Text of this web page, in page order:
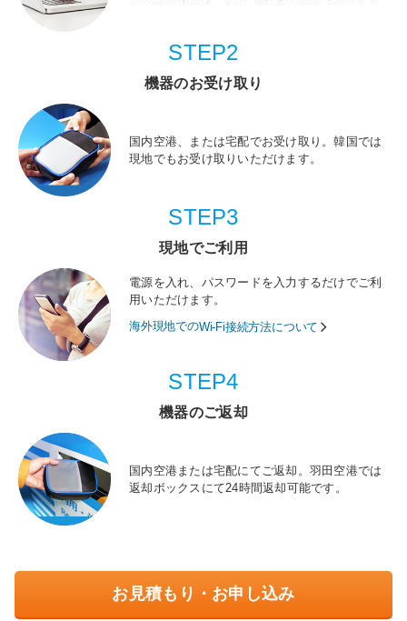
STEP2
機器のお受け取り
国内空港、または宅配でお受け取り。韓国では
現地でもお受け取りいただけます。
STEP3
現地でご利用
電源を入れ、パスワードを入力するだけでご利
用いただけます。
海外現地でのWi-Fi接続方法について
STEP4
機器のご返却
国内空港または宅配にてご返却。羽田空港では
返却ボックスにて24時間返却可能です。
お見積もり・お申し込み